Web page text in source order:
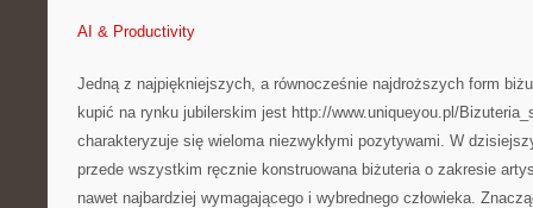
AI & Productivity
Jedną z najpiękniejszych, a równocześnie najdroższych form
kupić na rynku jubilerskim jest http://www.uniqueyou.pl/
charakteryzuje się wieloma niezwykłymi pozytywami. W
przede wszystkim ręcznie konstruowana biżuteria o zakresie
nawet najbardziej wymagającego i wybrednego człowieka.